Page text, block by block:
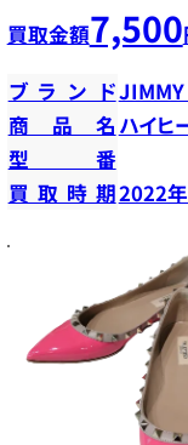
買取金額7,500
ブランド
商品名 ハイヒ
型番
買取時期2022